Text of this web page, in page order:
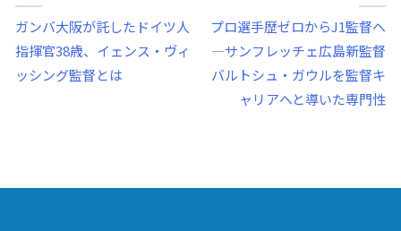
投
稿
ガンバ大阪が託したドイツ人
指揮官38歳、イェンス・ヴィ
ッシング監督とは
プロ選手歴ゼロからJ1監督へ
—サンフレッチェ広島新監督
バルトシュ・ガウルを監督キ
ャリアへと導いた専門性